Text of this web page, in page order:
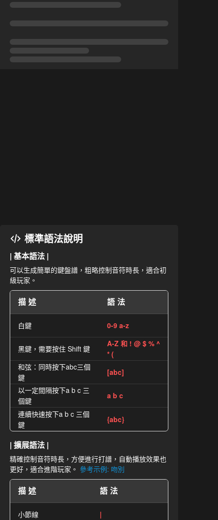
標準語法說明
| 基本語法 |
可以生成簡單的鍵盤譜，粗略控制音符時長，適合初
級玩家。
描述 語法
白鍵 0-9 a-z
黑鍵，需要按住 Shift 鍵
A-Z 和 ! @ $ % ^
* (
和弦：同時按下abc三個
鍵
[abc]
以一定間隔按下a b c 三
個鍵
a b c
連續快速按下a b c 三個
鍵
{abc}
| 擴展語法 |
精確控制音符時長，方便進行打譜，自動播放效果也
更好，適合進階玩家。參考示例: 吻別
描述 語法
小節線 |